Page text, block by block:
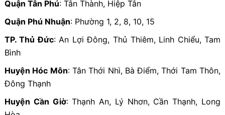
Quận Tân Phú: Tân Thành, Hiệp Tân
Quận Phú Nhuận: Phường 1, 2, 8, 10, 15
TP. Thủ Đức: An Lợi Đông, Thủ Thiêm, Linh Chiểu, Tam
Bình
Huyện Hóc Môn: Tân Thới Nhì, Bà Điểm, Thới Tam Thôn,
Đông Thạnh
Huyện Cần Giờ: Thạnh An, Lý Nhơn, Cần Thạnh, Long